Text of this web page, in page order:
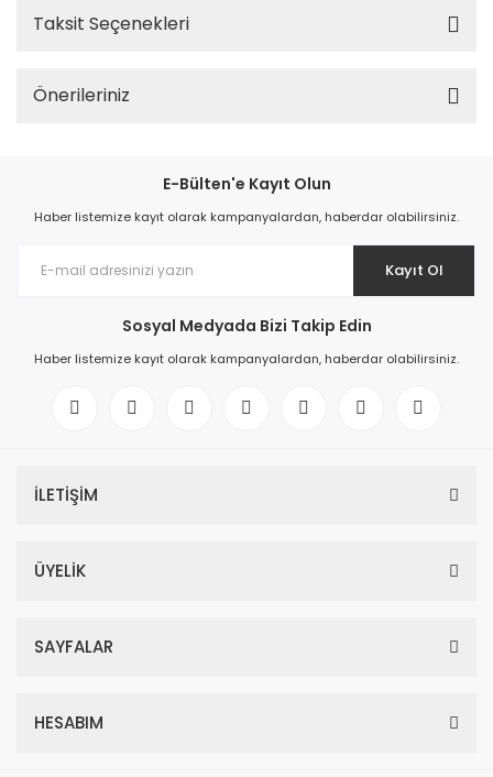
Taksit Seçenekleri
Önerileriniz
E-Bülten'e Kayıt Olun
Haber listemize kayıt olarak kampanyalardan, haberdar olabilirsiniz.
Kayıt Ol
Sosyal Medyada Bizi Takip Edin
Haber listemize kayıt olarak kampanyalardan, haberdar olabilirsiniz.
İLETİŞİM
ÜYELİK
SAYFALAR
HESABIM